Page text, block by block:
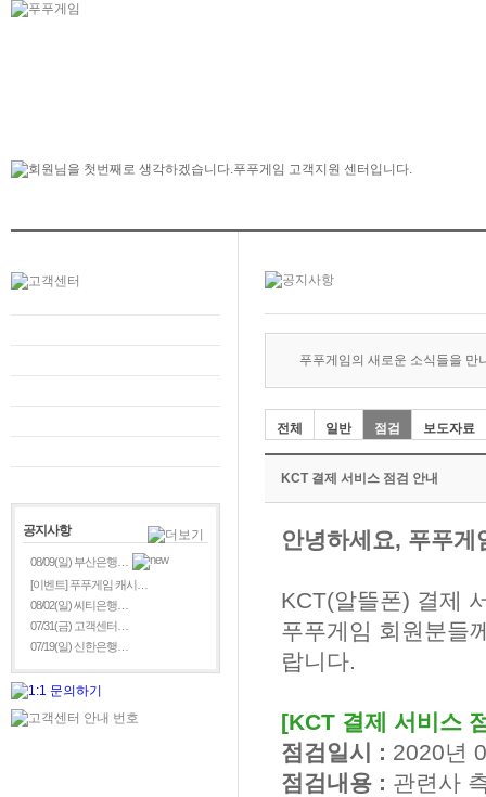
공지사항
08/09(일) 부산은행…
[이벤트] 푸푸게임 캐시…
08/02(일) 씨티은행…
07/31(금) 고객센터…
07/19(일) 신한은행…
푸푸게임의 새로운 소식들을 만
전체 일반 점검 보도자료
KCT 결제 서비스 점검 안내
안녕하세요, 푸푸게
KCT(알뜰폰) 결제
푸푸게임 회원분들
랍니다.
[KCT 결제 서비스
점검일시 : 2020년
점검내용 : 관련사